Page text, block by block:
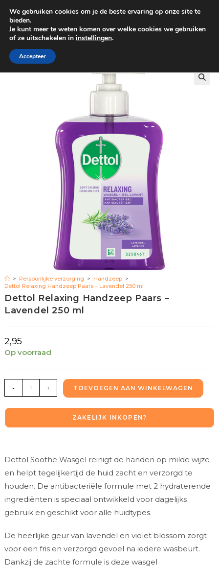
GRATIS BEZORGING VANAF €100
> Persoonlijke verzorging > Handzeep >
Dettol Relaxing Handzeep Paars – Lavendel 250 ml
Dettol Relaxing Handzeep Paars –
Lavendel 250 ml
2,95
Op voorraad
- + TOEVOEGEN AAN WINKELWAGEN
ZAKELIJK INKOPEN?
Dettol Soothe Wasgel reinigt de handen op milde wijze
en helpt tegelijkertijd de huid zacht en verzorgd te
houden. De antibacteriële formule met 2 hydraterende
ingrediënten is speciaal ontwikkeld voor dagelijks
gebruik en geschikt voor alle huidtypes.
De heerlijke geur van lavendel en violet blossom zorgt
voor een fris en verzorgd gevoel na iedere wasbeurt.
Dankzij de zachte formule is deze wasgel
We gebruiken cookies om je de beste ervaring op onze site te
bieden.
Je kunt meer te weten komen over welke cookies we gebruiken
of ze uitschakelen in instellingen.
Accepteer